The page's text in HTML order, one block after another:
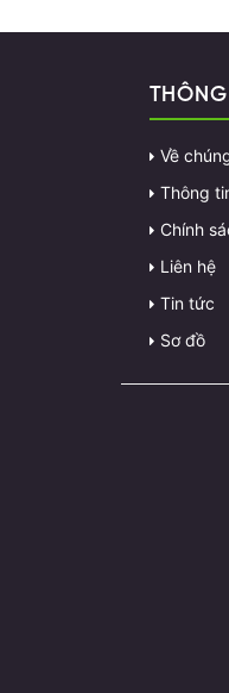
Về
Thông
Chính
Liên hệ
Tin tức
Sơ đồ